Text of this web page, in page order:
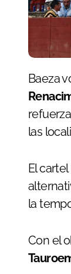
Baeza
las
El
la
Con el